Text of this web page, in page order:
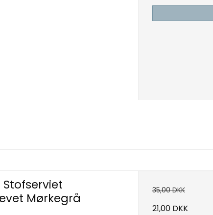
Stofserviet
Mørkegrå
35,00 DKK
21,00 DKK